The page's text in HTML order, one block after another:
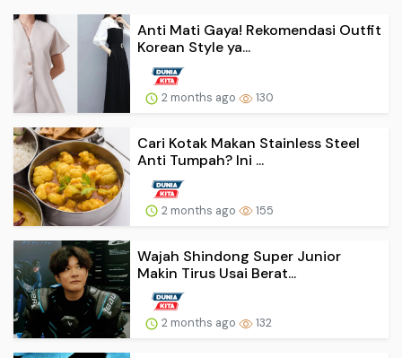
Anti Mati Gaya! Rekomendasi Outfit
Korean Style ya...
2 months ago 130
Cari Kotak Makan Stainless Steel
Anti Tumpah? Ini ...
2 months ago 155
Wajah Shindong Super Junior
Makin Tirus Usai Berat...
2 months ago 132